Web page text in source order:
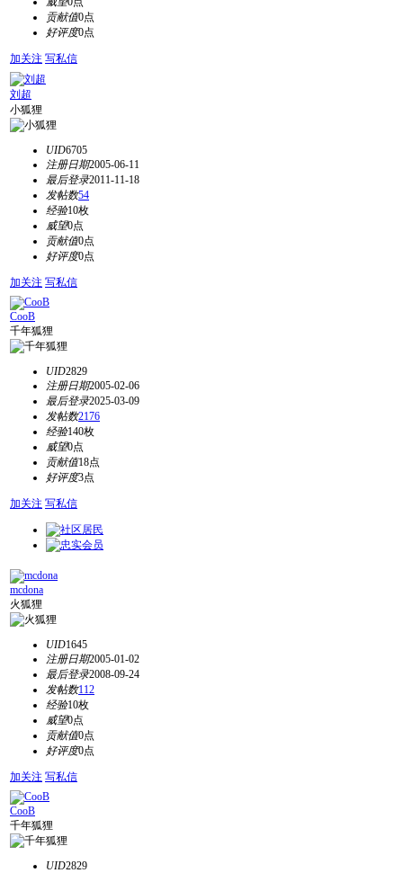
贡献值0点
好评度0点
加关注 写私信
刘超
小狐狸
UID6705
注册日期2005-06-11
最后登录2011-11-18
发帖数54
经验10枚
威望0点
贡献值0点
好评度0点
加关注 写私信
CooB
千年狐狸
UID2829
注册日期2005-02-06
最后登录2025-03-09
发帖数2176
经验140枚
威望0点
贡献值18点
好评度3点
加关注 写私信
mcdona
火狐狸
UID1645
注册日期2005-01-02
最后登录2008-09-24
发帖数112
经验10枚
威望0点
贡献值0点
好评度0点
加关注 写私信
CooB
千年狐狸
UID2829